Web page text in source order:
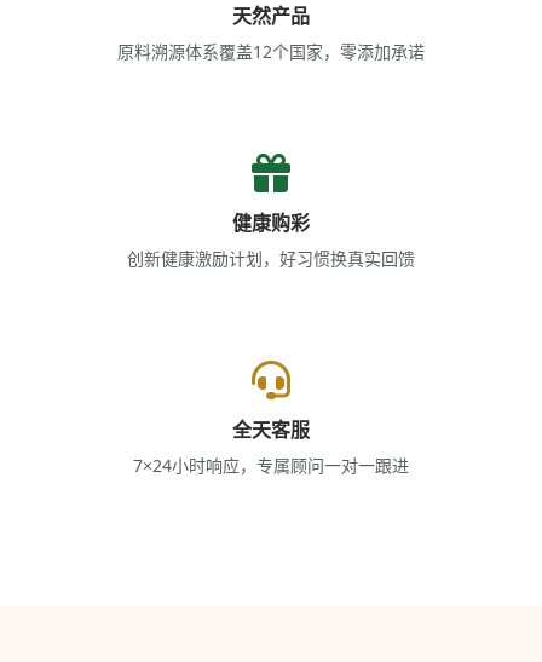
天然产品
原料溯源体系覆盖12个国家，零添加承诺
健康购彩
创新健康激励计划，好习惯换真实回馈
全天客服
7×24小时响应，专属顾问一对一跟进